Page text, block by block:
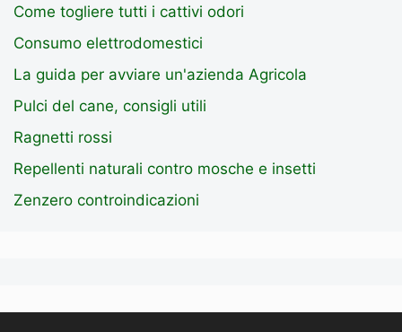
Come togliere tutti i cattivi odori
Consumo elettrodomestici
La guida per avviare un'azienda Agricola
Pulci del cane, consigli utili
Ragnetti rossi
Repellenti naturali contro mosche e insetti
Zenzero controindicazioni